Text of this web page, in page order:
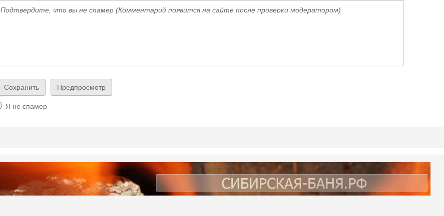
Подтвердите, что вы не спамер (Комментарий появится на сайте после проверки модератором)
Я не спамер
Я спамер